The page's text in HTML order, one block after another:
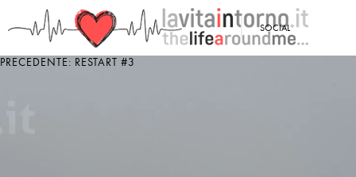
SOCIAL
PRECEDENTE: RESTART #3